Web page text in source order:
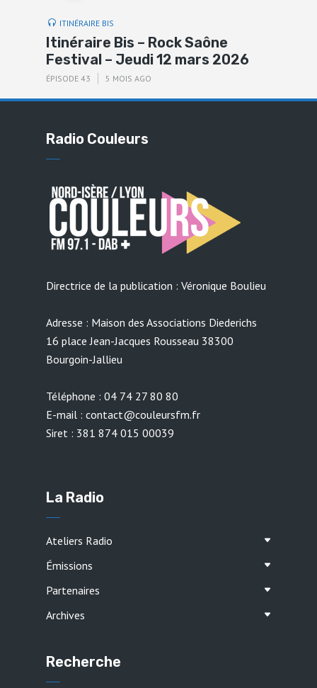
ITINÉRAIRE BIS
Itinéraire Bis – Rock Saône
Festival – Jeudi 12 mars 2026
ÉPISODE 43 5 MOIS AGO
Radio Couleurs
Directrice de la publication : Véronique Boulieu
Adresse : Maison des Associations Diederichs
16 place Jean-Jacques Rousseau 38300
Bourgoin-Jallieu
Téléphone : 04 74 27 80 80
E-mail : contact@couleursfm.fr
Siret : 381 874 015 00039
La Radio
Ateliers Radio
Émissions
Partenaires
Archives
Recherche